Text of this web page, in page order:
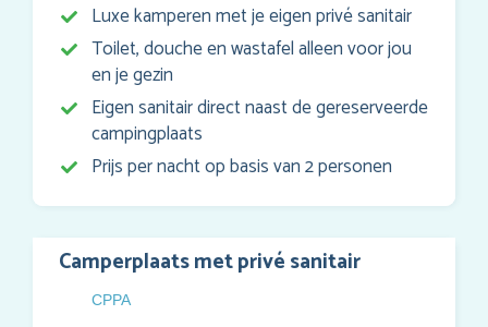
Luxe kamperen met je eigen privé sanitair
Toilet, douche en wastafel alleen voor jou
en je gezin
Eigen sanitair direct naast de gereserveerde
campingplaats
Prijs per nacht op basis van 2 personen
Camperplaats met privé sanitair
CPPA